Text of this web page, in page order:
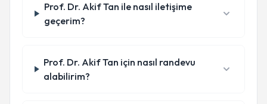
Prof. Dr. Akif Tan ile nasıl iletişime
geçerim?
Prof. Dr. Akif Tan için nasıl randevu
alabilirim?